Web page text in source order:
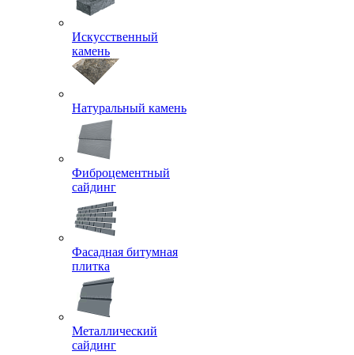
Искусственный
камень
Натуральный камень
Фиброцементный
сайдинг
Фасадная битумная
плитка
Металлический
сайдинг